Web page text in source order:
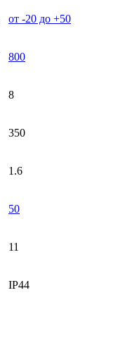
от -20 до +50
800
8
350
1.6
50
11
IP44